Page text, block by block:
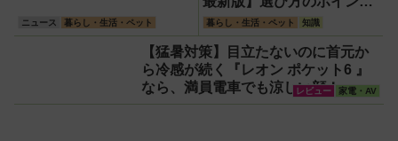
ニュース 暮らし・生活・ペット
は「またぎやすさ」「軽
さ」「足つきの良さ」
暮らし・生活・ペット 知識
【猛暑対策】目立たないのに首元か
ら冷感が続く『レオン ポケット6 』
なら、満員電車でも涼しい顔！
レビュー 家電・AV